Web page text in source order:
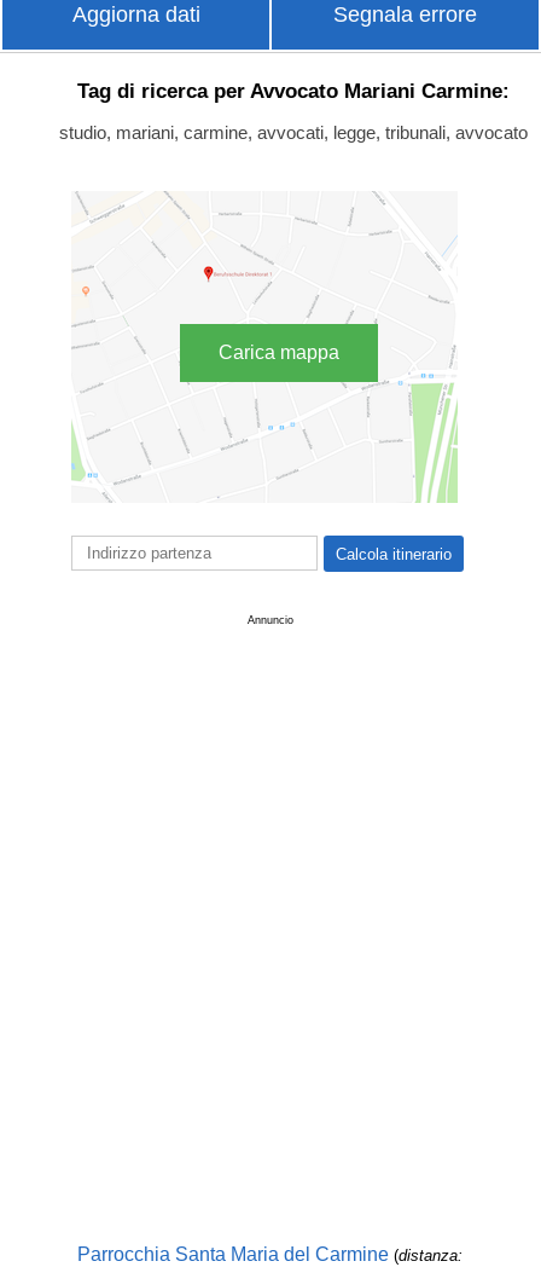
Aggiorna dati Segnala errore
Tag di ricerca per Avvocato Mariani Carmine:
studio, mariani, carmine, avvocati, legge, tribunali, avvocato
Carica mappa
Annuncio
Parrocchia Santa Maria del Carmine (distanza: